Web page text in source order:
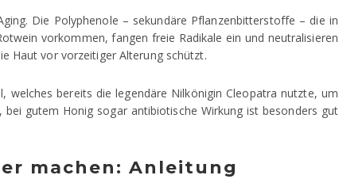
Die Polyphenole – sekundäre Pflanzenbitterstoffe – die in
vorkommen, fangen freie Radikale ein und neutralisieren
Haut vor vorzeitiger Alterung schützt.
welches bereits die legendäre Nilkönigin Cleopatra nutzte, um
gutem Honig sogar antibiotische Wirkung ist besonders gut
machen: Anleitung